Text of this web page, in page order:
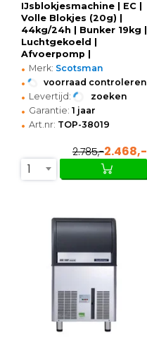
IJsblokjesmachine | EC |
Volle Blokjes (20g) |
44kg/24h | Bunker 19kg |
Luchtgekoeld |
Afvoerpomp |
531x600x825(h)mm
• Merk: Scotsman
• voorraad controleren
• Levertijd: zoeken
• Garantie: 1 jaar
• Art.nr: TOP-38019
2.785,-2.468,-
1